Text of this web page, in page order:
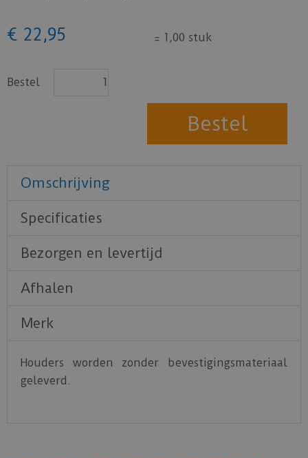
€ 22 ,95 = 1,00 stuk
Bestel
Omschrijving
Specificaties
Bezorgen en levertijd
Afhalen
Merk
Houders worden zonder bevestigingsmateriaal
geleverd.